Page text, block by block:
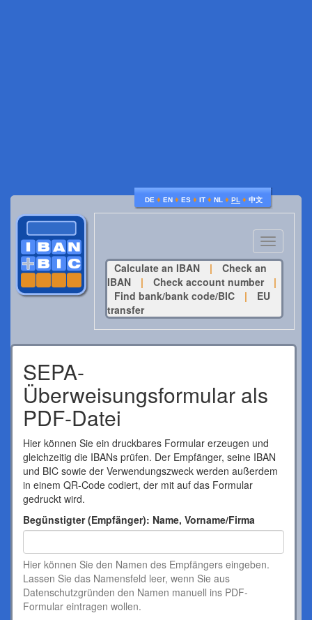
DE ♦ EN ♦ ES ♦ IT ♦ NL ♦ PL ♦ 中文
Toggle
navigation
Calculate an IBAN
|
Check an
IBAN
| Check account number
|
Find bank/bank code/BIC
|
EU
transfer
SEPA-
Überweisungsformular als
PDF-Datei
Hier können Sie ein druckbares Formular erzeugen und
gleichzeitig die IBANs prüfen. Der Empfänger, seine IBAN
und BIC sowie der Verwendungszweck werden außerdem
in einem QR-Code codiert, der mit auf das Formular
gedruckt wird.
Begünstigter (Empfänger): Name, Vorname/Firma
Hier können Sie den Namen des Empfängers eingeben.
Lassen Sie das Namensfeld leer, wenn Sie aus
Datenschutzgründen den Namen manuell ins PDF-
Formular eintragen wollen.